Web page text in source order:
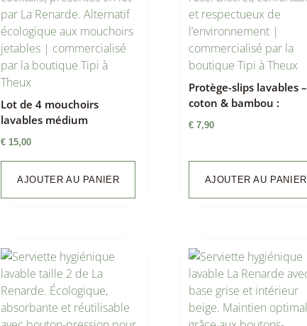
Lot de 4 mouchoirs
lavables médium
€ 15,00
AJOUTER AU PANIER
Protège-slips lavables –
coton & bambou :
€7,90
AJOUTER AU PANIER